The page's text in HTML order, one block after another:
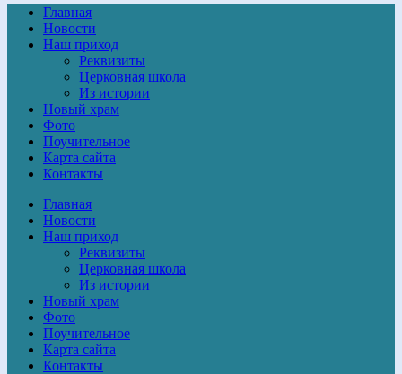
Главная
Новости
Наш приход
Реквизиты
Церковная школа
Из истории
Новый храм
Фото
Поучительное
Карта сайта
Контакты
Главная
Новости
Наш приход
Реквизиты
Церковная школа
Из истории
Новый храм
Фото
Поучительное
Карта сайта
Контакты